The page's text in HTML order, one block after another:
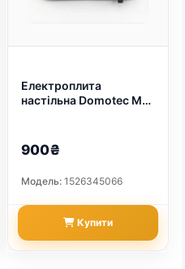
Електроплита
настільна Domotec MS-
900₴
Модель: 1526345066
Купити